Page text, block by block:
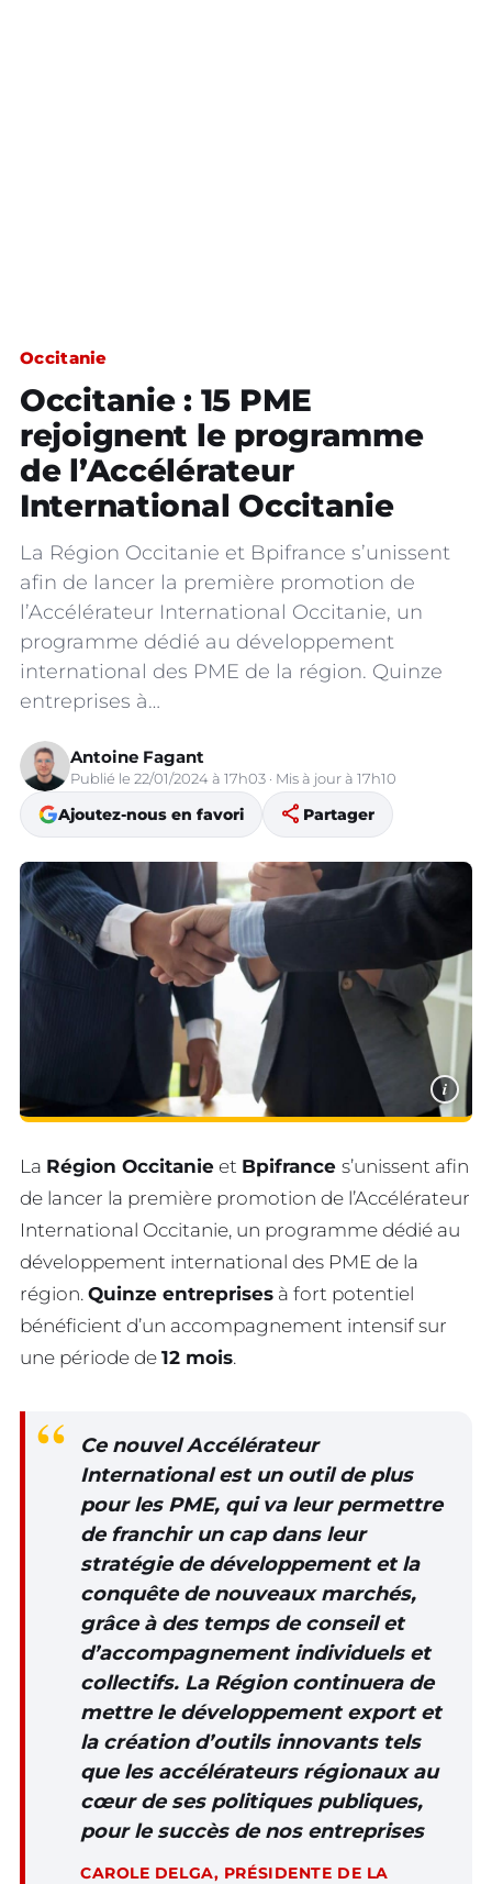
Occitanie
Occitanie : 15 PME
rejoignent le programme
de l’Accélérateur
International Occitanie
La Région Occitanie et Bpifrance s’unissent
afin de lancer la première promotion de
l’Accélérateur International Occitanie, un
programme dédié au développement
international des PME de la région. Quinze
entreprises à…
Antoine Fagant
Publié le 22/01/2024 à 17h03 · Mis à jour à 17h10
Ajoutez-nous en favori share Partager
i
La Région Occitanie et Bpifrance s’unissent afin
de lancer la première promotion de l’Accélérateur
International Occitanie, un programme dédié au
développement international des PME de la
région. Quinze entreprises à fort potentiel
bénéficient d’un accompagnement intensif sur
une période de 12 mois.
Ce nouvelAccélérateur
Internationalest un outil de plus
pour les PME, qui va leur permettre
de franchir un cap dans leur
stratégie de développement et la
conquête de nouveaux marchés,
grâce à des temps de conseil et
d’accompagnement individuels et
collectifs. La Région continuera de
mettre le développement export et
la création d’outils innovants tels
que les accélérateurs régionaux au
cœur de ses politiques publiques,
pour le succès de nos entreprises
CAROLE DELGA, PRÉSIDENTE DE LA